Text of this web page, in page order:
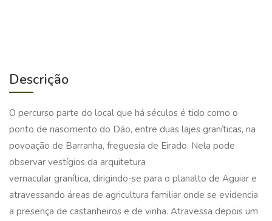
Descrição
O percurso parte do local que há séculos é tido como o
ponto de nascimento do Dão, entre duas lajes graníticas, na
povoação de Barranha, freguesia de Eirado. Nela pode
observar vestígios da arquitetura
vernacular granítica, dirigindo-se para o planalto de Aguiar e
atravessando áreas de agricultura familiar onde se evidencia
a presença de castanheiros e de vinha. Atravessa depois um